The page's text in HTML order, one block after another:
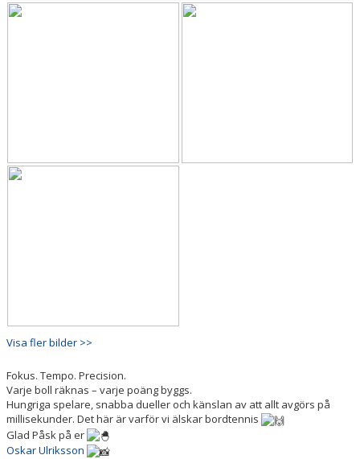
Visa fler bilder >>
Fokus. Tempo. Precision.
Varje boll räknas – varje poäng byggs.
Hungriga spelare, snabba dueller och känslan av att allt avgörs på
millisekunder. Det här är varför vi älskar bordtennis
Glad Påsk på er
Oskar Ulriksson